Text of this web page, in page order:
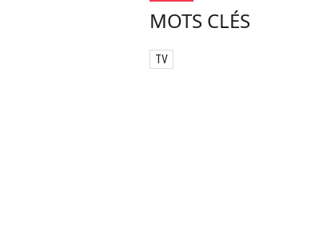
MOTS CLÉS
TV